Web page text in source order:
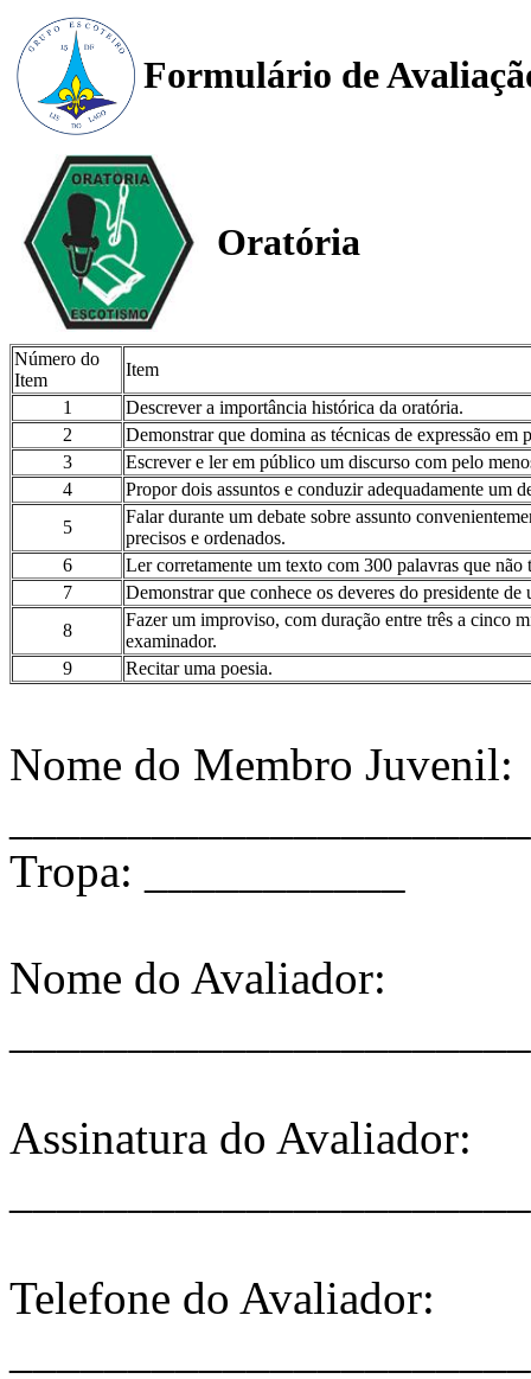
Formulário de
Oratória
Número do
Item
Item
1
Descrever a importância histórica da oratória.
2
Demonstrar que domina as técnicas de expressão
3
Escrever e ler em público um discurso com pelo
4
Propor dois assuntos e conduzir adequadamente um
5
Falar durante um debate sobre assunto
precisos e ordenados.
6
Ler corretamente um texto com 300 palavras que não
7
Demonstrar que conhece os deveres do presidente
8
Fazer um improviso, com duração entre três a cinco
examinador.
9
Recitar uma poesia.
Nome do Membro Juvenil:
Tropa: ___________
Nome do Avaliador:
Assinatura do Avaliador:
Telefone do Avaliador: